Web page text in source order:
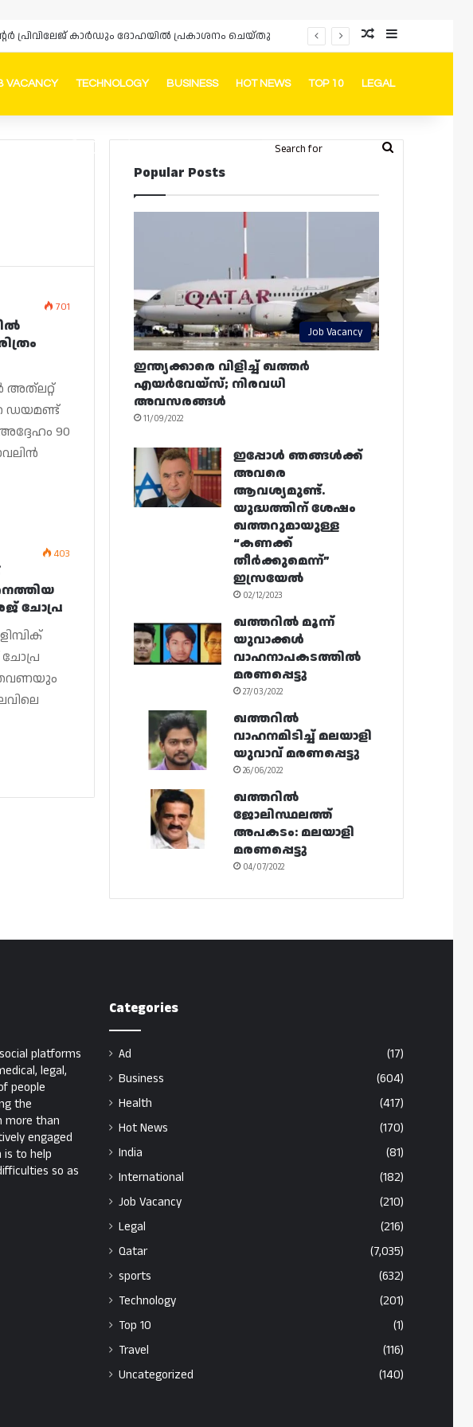
പ്രിവിലേജ് കാർഡും ദോഹയിൽ പ്രകാശനം ചെയ്തു Random Article
Sidebar
VACANCY TECHNOLOGY BUSINESS HOT NEWS TOP 10 LEGAL
FacebookInstagram
Telegram
Whatsapp Random Article
Switch skin
Search
701
അത്‌ലറ്റ്
ഡയമണ്ട്
90
403
ചോപ്ര
തവണയും
Popular Posts
Job Vacancy
ഇന്ത്യക്കാരെ വിളിച്ച് ഖത്തർ
എയർവേയ്‌സ്; നിരവധി
അവസരങ്ങൾ
11/09/2022
ഇപ്പോൾ ഞങ്ങൾക്ക്
അവരെ
ആവശ്യമുണ്ട്.
യുദ്ധത്തിന് ശേഷം
ഖത്തറുമായുള്ള
“കണക്ക്
തീർക്കുമെന്ന്”
ഇസ്രയേൽ
02/12/2023
ഖത്തറിൽ മൂന്ന്
യുവാക്കൾ
വാഹനാപകടത്തിൽ
മരണപ്പെട്ടു
27/03/2022
ഖത്തറിൽ
വാഹനമിടിച്ച് മലയാളി
യുവാവ് മരണപ്പെട്ടു
26/06/2022
ഖത്തറിൽ
ജോലിസ്ഥലത്ത്
അപകടം: മലയാളി
മരണപ്പെട്ടു
04/07/2022
platforms
legal,
people
the
more than
engaged
is to help
so as
Categories
Ad
(17)
Business
(604)
Health
(417)
Hot News
(170)
India
(81)
International
(182)
Job Vacancy
(210)
Legal
(216)
Qatar
(7,035)
sports
(632)
Technology
(201)
Top 10
(1)
Travel
(116)
Uncategorized
(140)